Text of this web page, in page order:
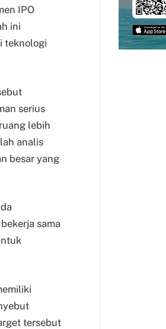
IPO
ini
teknologi
serius
lebih
analis
besar yang
sama
tersebut